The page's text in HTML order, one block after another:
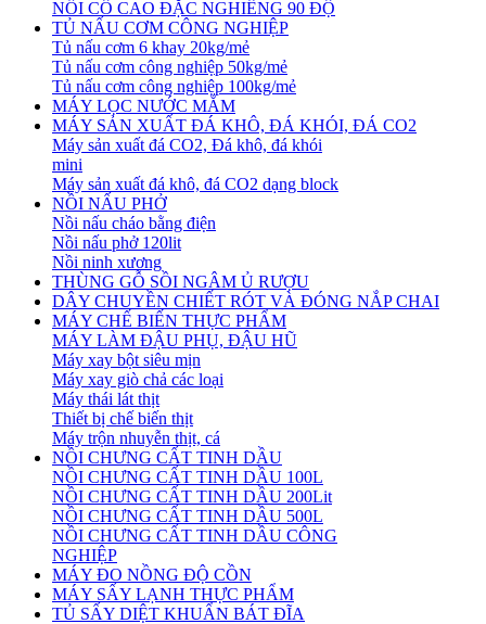
NỒI CÔ CAO ĐẶC NGHIÊNG 90 ĐỘ
TỦ NẤU CƠM CÔNG NGHIỆP
Tủ nấu cơm 6 khay 20kg/mẻ
Tủ nấu cơm công nghiệp 50kg/mẻ
Tủ nấu cơm công nghiệp 100kg/mẻ
MÁY LỌC NƯỚC MẮM
MÁY SẢN XUẤT ĐÁ KHÔ, ĐÁ KHÓI, ĐÁ CO2
Máy sản xuất đá CO2, Đá khô, đá khói
mini
Máy sản xuất đá khô, đá CO2 dạng block
NỒI NẤU PHỞ
Nồi nấu cháo bằng điện
Nồi nấu phở 120lit
Nồi ninh xương
THÙNG GỖ SỒI NGÂM Ủ RƯỢU
DÂY CHUYỀN CHIẾT RÓT VÀ ĐÓNG NẮP CHAI
MÁY CHẾ BIẾN THỰC PHẨM
MÁY LÀM ĐẬU PHỤ, ĐẬU HŨ
Máy xay bột siêu mịn
Máy xay giò chả các loại
Máy thái lát thịt
Thiết bị chế biến thịt
Máy trộn nhuyễn thịt, cá
NỒI CHƯNG CẤT TINH DẦU
NỒI CHƯNG CẤT TINH DẦU 100L
NỒI CHƯNG CẤT TINH DẦU 200Lit
NỒI CHƯNG CẤT TINH DẦU 500L
NỒI CHƯNG CẤT TINH DẦU CÔNG
NGHIỆP
MÁY ĐO NỒNG ĐỘ CỒN
MÁY SẤY LẠNH THỰC PHẨM
TỦ SẤY DIỆT KHUẨN BÁT ĐĨA